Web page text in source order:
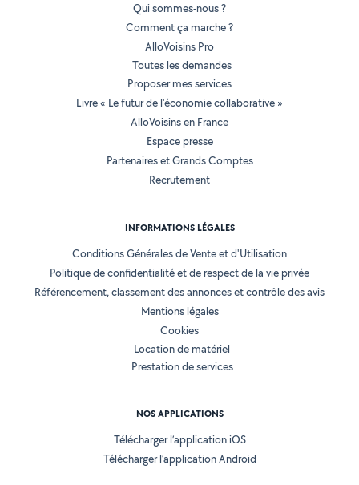
Qui sommes-nous ?
Comment ça marche ?
AlloVoisins Pro
Toutes les demandes
Proposer mes services
Livre « Le futur de l'économie collaborative »
AlloVoisins en France
Espace presse
Partenaires et Grands Comptes
Recrutement
INFORMATIONS LÉGALES
Conditions Générales de Vente et d'Utilisation
Politique de confidentialité et de respect de la vie privée
Référencement, classement des annonces et contrôle des avis
Mentions légales
Cookies
Location de matériel
Prestation de services
NOS APPLICATIONS
Télécharger l’application iOS
Télécharger l’application Android